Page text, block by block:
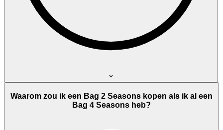
Waarom zou ik een Bag 2 Seasons kopen als ik al een
Bag 4 Seasons heb?